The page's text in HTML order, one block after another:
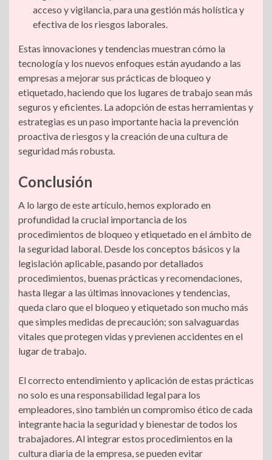
acceso y vigilancia, para una gestión más holística y
efectiva de los riesgos laborales.
Estas innovaciones y tendencias muestran cómo la
tecnología y los nuevos enfoques están ayudando a las
empresas a mejorar sus prácticas de bloqueo y
etiquetado, haciendo que los lugares de trabajo sean más
seguros y eficientes. La adopción de estas herramientas y
estrategias es un paso importante hacia la prevención
proactiva de riesgos y la creación de una cultura de
seguridad más robusta.
Conclusión
A lo largo de este artículo, hemos explorado en
profundidad la crucial importancia de los
procedimientos de bloqueo y etiquetado en el ámbito de
la seguridad laboral. Desde los conceptos básicos y la
legislación aplicable, pasando por detallados
procedimientos, buenas prácticas y recomendaciones,
hasta llegar a las últimas innovaciones y tendencias,
queda claro que el bloqueo y etiquetado son mucho más
que simples medidas de precaución; son salvaguardas
vitales que protegen vidas y previenen accidentes en el
lugar de trabajo.
El correcto entendimiento y aplicación de estas prácticas
no solo es una responsabilidad legal para los
empleadores, sino también un compromiso ético de cada
integrante hacia la seguridad y bienestar de todos los
trabajadores. Al integrar estos procedimientos en la
cultura diaria de la empresa, se pueden evitar